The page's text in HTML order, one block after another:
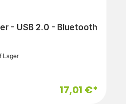
- USB 2.0 - Bluetooth
Lager
17,01 €*